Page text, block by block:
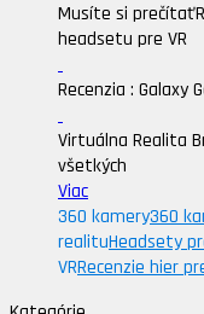
Musíte si prečítať
headsetu pre VR
Recenzia : Galaxy
Virtuálna Realita
všetkých
Viac
360 kamery360
realituHeadsety
VRRecenzie hier